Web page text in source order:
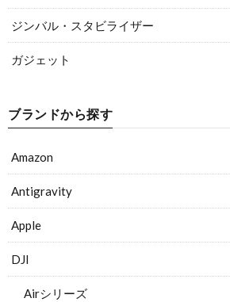
ジンバル・スタビライザー
ガジェット
ブランドから探す
Amazon
Antigravity
Apple
DJI
Airシリーズ